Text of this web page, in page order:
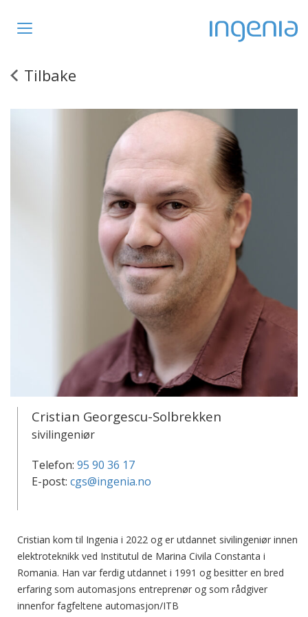
Toggle
Tilbake
Cristian Georgescu-Solbrekken
sivilingeniør
Telefon: 95 90 36 17
E-post: cgs@ingenia.no
Cristian kom til Ingenia i 2022 og er utdannet sivilingeniør innen
elektroteknikk ved Institutul de Marina Civila Constanta i
Romania. Han var ferdig utdannet i 1991 og besitter en bred
erfaring som automasjons entreprenør og som rådgiver
innenfor fagfeltene automasjon/ITB